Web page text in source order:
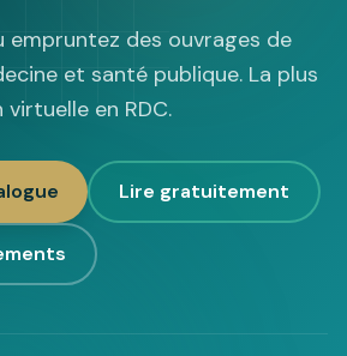
empruntez des ouvrages de
et santé publique. La plus
en RDC.
Lire gratuitement